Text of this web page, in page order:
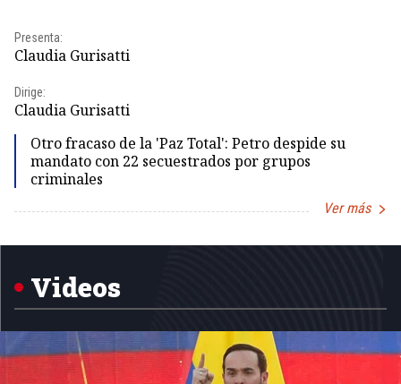
Presenta:
Claudia Gurisatti
Dirige:
Claudia Gurisatti
Otro fracaso de la 'Paz Total': Petro despide su
mandato con 22 secuestrados por grupos
criminales
Ver más
Videos